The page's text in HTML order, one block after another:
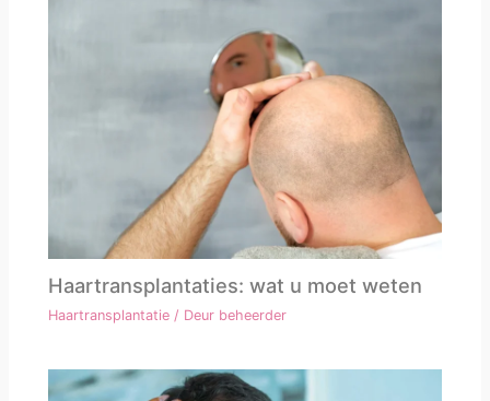
Haartransplantaties: wat u moet weten
Haartransplantatie / Deur beheerder